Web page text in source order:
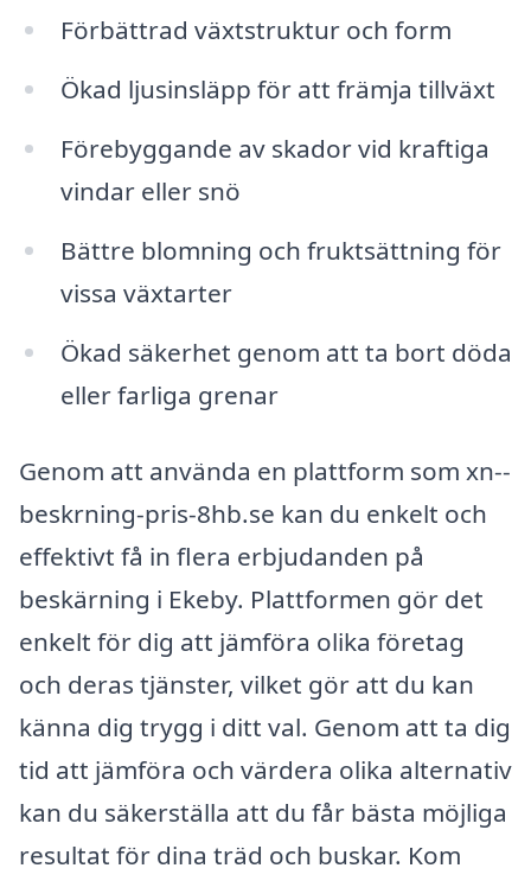
Förbättrad växtstruktur och form
Ökad ljusinsläpp för att främja tillväxt
Förebyggande av skador vid kraftiga
vindar eller snö
Bättre blomning och fruktsättning för
vissa växtarter
Ökad säkerhet genom att ta bort döda
eller farliga grenar
Genom att använda en plattform som xn--
beskrning-pris-8hb.se kan du enkelt och
effektivt få in flera erbjudanden på
beskärning i Ekeby. Plattformen gör det
enkelt för dig att jämföra olika företag
och deras tjänster, vilket gör att du kan
känna dig trygg i ditt val. Genom att ta dig
tid att jämföra och värdera olika alternativ
kan du säkerställa att du får bästa möjliga
resultat för dina träd och buskar. Kom